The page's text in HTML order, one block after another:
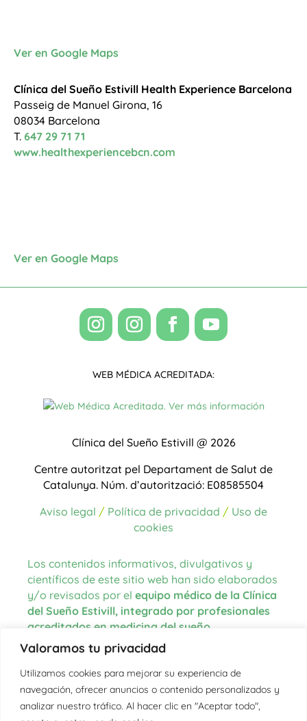
Valoramos tu privacidad
Utilizamos cookies para mejorar su experiencia de
navegación, ofrecer anuncios o contenido personalizados y
analizar nuestro tráfico. Al hacer clic en "Aceptar todo",
Ver en Google Maps
Clínica del Sueño Estivill Health Experience Barcelona
Passeig de Manuel Girona, 16
08034 Barcelona
T. 647 29 71 71
www.healthexperiencebcn.com
Ver en Google Maps
WEB MÉDICA ACREDITADA:
Clínica del Sueño Estivill @ 2026
Centre autoritzat pel Departament de Salut de
Catalunya. Núm. d’autorització: E08585504
Aviso legal / Política de privacidad / Uso de
cookies
Los contenidos informativos, divulgativos y
científicos de este sitio web han sido elaborados
y/o revisados por el equipo médico de la Clínica
del Sueño Estivill, integrado por profesionales
acreditados en medicina del sueño
Las fuentes de información utilizadas para la
redacción de los contenidos proceden de
literatura científica actualizada, guías clínicas
internacionales, organismos oficiales en el
ámbito de la salud y la medicina del sueño, así